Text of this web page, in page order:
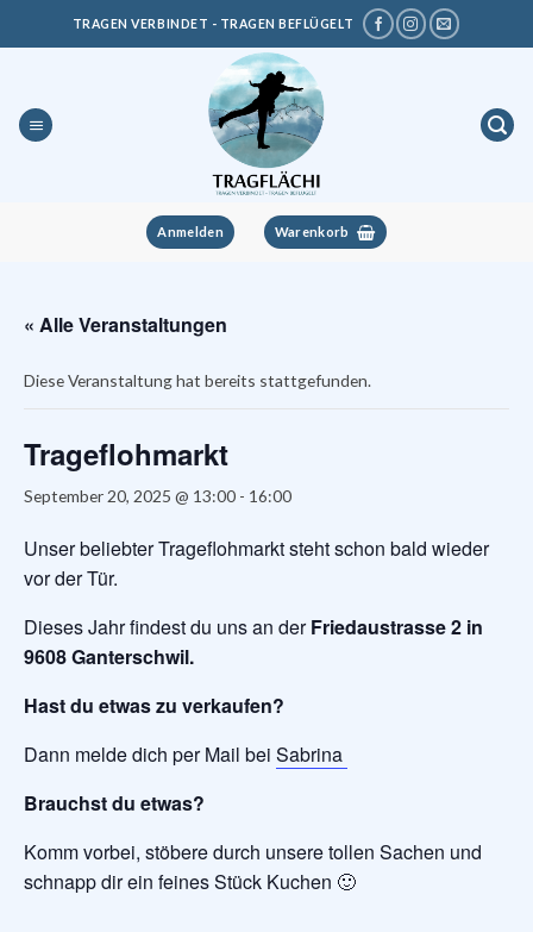
TRAGEN VERBINDET - TRAGEN BEFLÜGELT
Anmelden Warenkorb
« Alle Veranstaltungen
Diese Veranstaltung hat bereits stattgefunden.
Trageflohmarkt
September 20, 2025 @ 13:00 - 16:00
Unser beliebter Trageflohmarkt steht schon bald wieder
vor der Tür.
Dieses Jahr findest du uns an derFriedaustrasse 2 in
9608 Ganterschwil.
Hast du etwas zu verkaufen?
Dann melde dich per Mail bei Sabrina
Brauchst du etwas?
Komm vorbei, stöbere durch unsere tollen Sachen und
schnapp dir ein feines Stück Kuchen 🙂